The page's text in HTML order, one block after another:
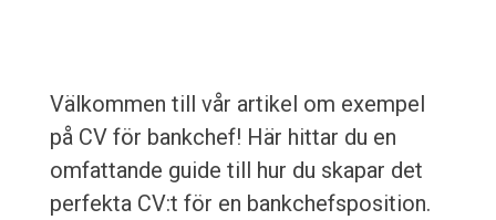
Välkommen till vår artikel om exempel
på CV för bankchef! Här hittar du en
omfattande guide till hur du skapar det
perfekta CV:t för en bankchefsposition.